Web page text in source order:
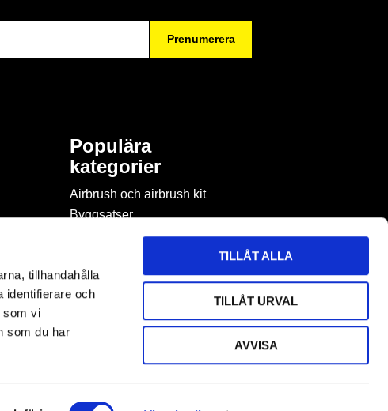
tillhandahålla
identifierare och
som vi
som du har
TILLÅT ALLA
TILLÅT URVAL
AVVISA
Prenumerera
Populära
kategorier
Airbrush och airbrush kit
Byggsatser
Böcker & tidningar om
Byggmaterial
Figurspel